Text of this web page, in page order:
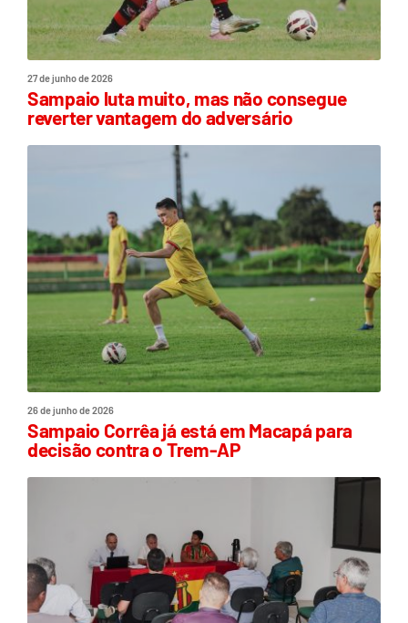
27 de junho de 2026
Sampaio luta muito, mas não consegue
reverter vantagem do adversário
26 de junho de 2026
Sampaio Corrêa já está em Macapá para
decisão contra o Trem-AP